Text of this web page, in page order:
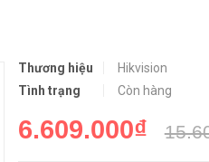
Thương hiệu
Hikvision
Tình trạng
Còn hàng
6.609.000₫